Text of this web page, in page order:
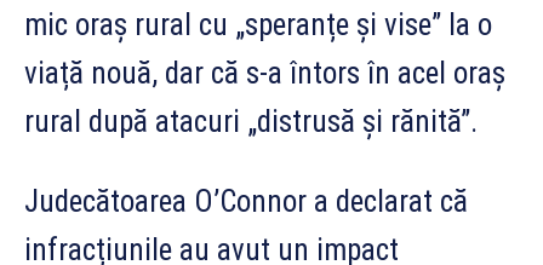
mic oraș rural cu „speranțe și vise” la o
viață nouă, dar că s-a întors în acel oraș
rural după atacuri „distrusă și rănită”.
Judecătoarea O’Connor a declarat că
infracțiunile au avut un impact